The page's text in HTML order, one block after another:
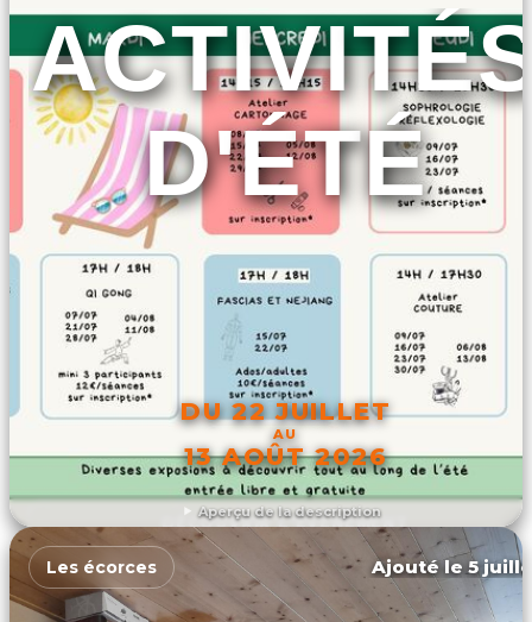
Aperçu de la description
D'ÉTÉ
DU 22 JUILLET
AU
13 AOÛT 2026
DÉCOUVRIR L'ÉVÉNEMENT
Les écorces Ajouté le 5